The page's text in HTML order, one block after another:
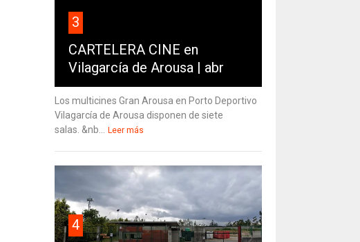
3
CARTELERA CINE en
Vilagarcía de Arousa | abr
Los multicines Gran Arousa en Porto Deportivo
Vilagarcía de Arousa disponen de siete
salas. &nb...
Leer más
4